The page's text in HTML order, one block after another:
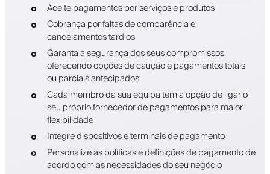
Aceite pagamentos por serviços e produtos
Cobrança por faltas de comparência e
cancelamentos tardios
Garanta a segurança dos seus compromissos
oferecendo opções de caução e pagamentos totais
ou parciais antecipados
Cada membro da sua equipa tem a opção de ligar o
seu próprio fornecedor de pagamentos para maior
flexibilidade
Integre dispositivos e terminais de pagamento
Personalize as políticas e definições de pagamento de
acordo com as necessidades do seu negócio